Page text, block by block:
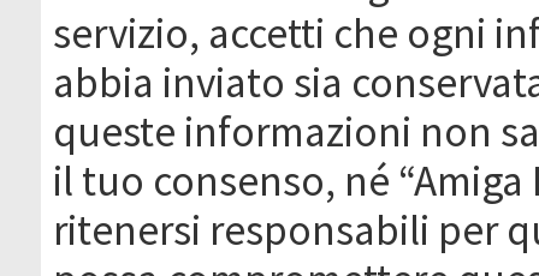
servizio, accetti che ogni
abbia inviato sia
queste informazioni non
il tuo consenso, né
ritenersi responsabili per